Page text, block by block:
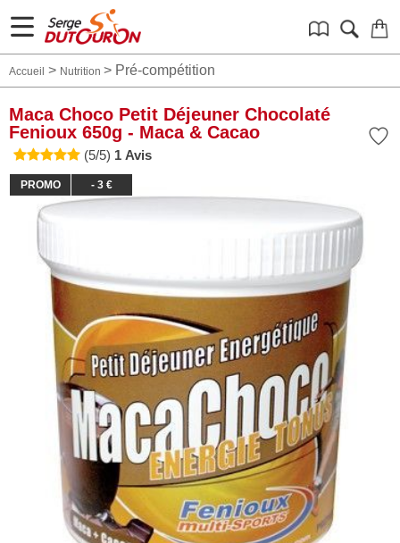
Accueil > Nutrition > Pré-compétition
Maca Choco Petit Déjeuner Chocolaté
Fenioux 650g - Maca & Cacao
(5/5) 1 Avis
PROMO - 3 €